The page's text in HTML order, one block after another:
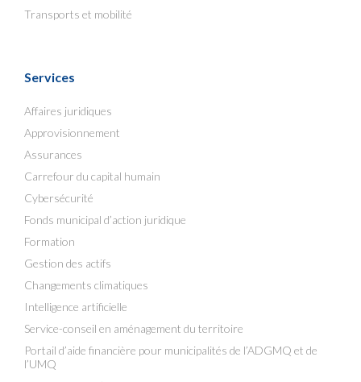
Transports et mobilité
Services
Affaires juridiques
Approvisionnement
Assurances
Carrefour du capital humain
Cybersécurité
Fonds municipal d’action juridique
Formation
Gestion des actifs
Changements climatiques
Intelligence artificielle
Service-conseil en aménagement du territoire
Portail d’aide financière pour municipalités de l’ADGMQ et de
l’UMQ